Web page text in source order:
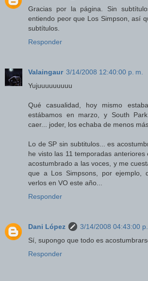
Gracias por la página. Sin
entiendo peor que Los Simpson, así
subtítulos.
Responder
Valaingaur 3/14/2008 12:40:00 p. m.
Yujuuuuuuuuu
Qué casualidad, hoy mismo
estábamos en marzo, y South
caer... joder, los echaba de menos
Lo de SP sin subtitulos... es
he visto las 11 temporadas
acostumbrado a las voces, y me
que a Los Simpsons, por ejemplo,
verlos en VO este año...
Responder
Dani López
3/14/2008 04:43:00
Sí, supongo que todo es
Responder